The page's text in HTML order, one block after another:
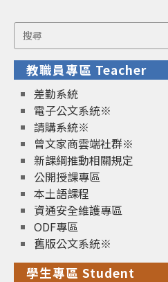
Search
for:
教職員專區 Teacher
差勤系統
電子公文系統※
請購系統※
曾文家商雲端社群※
新課綱推動相關規定
公開授課專區
本土語課程
資通安全維護專區
ODF專區
舊版公文系統※
學生專區 Student